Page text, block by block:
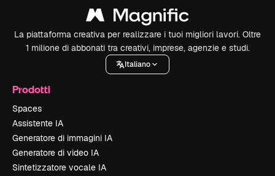
La piattaforma creativa per realizzare i tuoi migliori lavori. Oltre
1 milione di abbonati tra creativi, imprese, agenzie e studi.
Italiano
Prodotti
Spaces
Assistente IA
Generatore di immagini IA
Generatore di video IA
Sintetizzatore vocale IA